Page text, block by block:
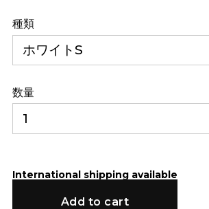
種類
数量
International shipping available
Add to cart